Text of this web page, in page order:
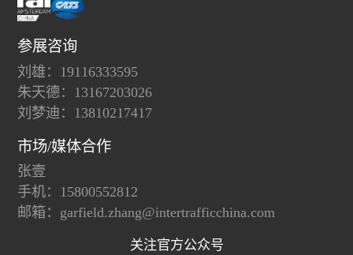
参展咨询
刘雄：19116333595
朱天德：13167203026
刘梦迪：13810217417
市场/媒体合作
张壹
手机：15800552812
邮箱：garfield.zhang@intertrafficchina.com
关注官方公众号